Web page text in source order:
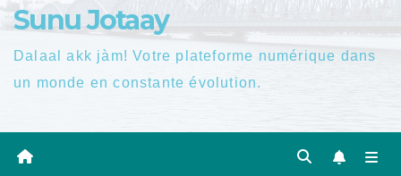
Sunu Jotaay
Dalaal akk jàm! Votre plateforme numérique dans
un monde en constante évolution.